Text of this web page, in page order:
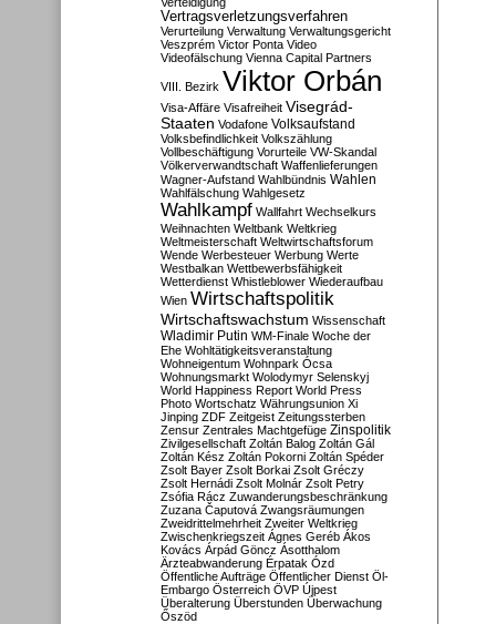
Vertragsverletzungsverfahren
Verurteilung Verwaltung Verwaltungsgericht
Veszprém Victor Ponta Video
Videofälschung Vienna Capital Partners
VIII. Bezirk Viktor Orbán
Visa-Affäre Visafreiheit Visegrád-
Staaten Vodafone Volksaufstand
Volksbefindlichkeit Volkszählung
Vollbeschäftigung Vorurteile VW-Skandal
Völkerverwandtschaft Waffenlieferungen
Wagner-Aufstand Wahlbündnis Wahlen
Wahlfälschung Wahlgesetz
Wahlkampf Wallfahrt Wechselkurs
Weihnachten Weltbank Weltkrieg
Weltmeisterschaft Weltwirtschaftsforum
Wende Werbesteuer Werbung Werte
Westbalkan Wettbewerbsfähigkeit
Wetterdienst Whistleblower Wiederaufbau
Wien Wirtschaftspolitik
Wirtschaftswachstum Wissenschaft
Wladimir Putin WM-Finale Woche der
Ehe Wohltätigkeitsveranstaltung
Wohneigentum Wohnpark Ócsa
Wohnungsmarkt Wolodymyr Selenskyj
World Happiness Report World Press
Photo Wortschatz Währungsunion Xi
Jinping ZDF Zeitgeist Zeitungssterben
Zensur Zentrales Machtgefüge Zinspolitik
Zivilgesellschaft Zoltán Balog Zoltán Gál
Zoltán Kész Zoltán Pokorni Zoltán Spéder
Zsolt Bayer Zsolt Borkai Zsolt Gréczy
Zsolt Hernádi Zsolt Molnár Zsolt Petry
Zsófia Rácz Zuwanderungsbeschränkung
Zuzana Čaputová Zwangsräumungen
Zweidrittelmehrheit Zweiter Weltkrieg
Zwischenkriegszeit Ágnes Geréb Ákos
Kovács Árpád Göncz Ásotthalom
Ärzteabwanderung Érpatak Ózd
Öffentliche Aufträge Öffentlicher Dienst Öl-
Embargo Österreich ÖVP Újpest
Überalterung Überstunden Überwachung
Őszöd